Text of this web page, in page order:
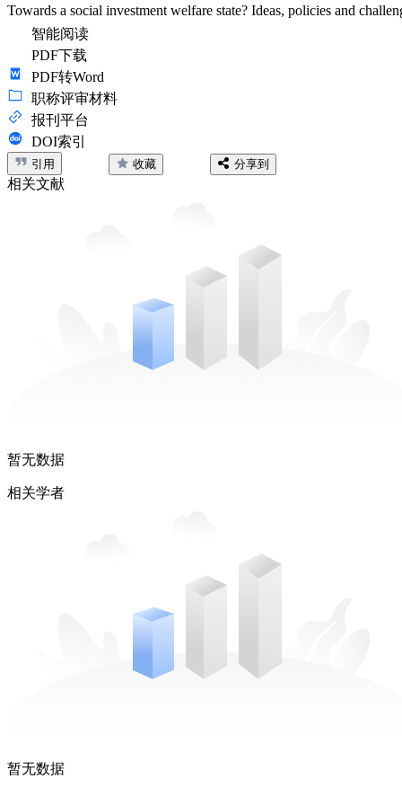
Towards a social investment welfare state? Ideas, policies and
智能阅读
PDF下载
PDF转Word
职称评审材料
报刊平台
DOI索引
引用 收藏 分享到
相关文献
暂无数据
相关学者
暂无数据